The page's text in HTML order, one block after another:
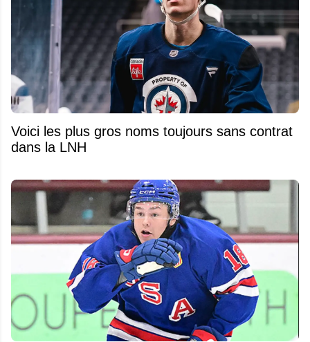
Voici les plus gros noms toujours sans contrat
dans la LNH